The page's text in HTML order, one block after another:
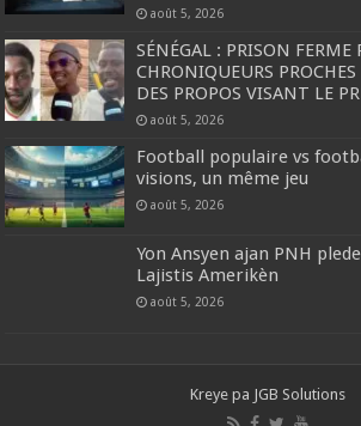
août 5, 2026
SÉNÉGAL : PRISON FERME
CHRONIQUEURS PROCHES
DES PROPOS VISANT LE
août 5, 2026
Football populaire vs
visions, un même jeu
août 5, 2026
Yon Ansyen ajan PNH
Lajistis Amerikèn
août 5, 2026
Kreye pa JGB Solutions